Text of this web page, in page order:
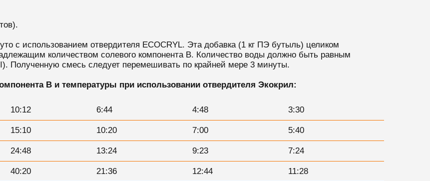
с использованием отвердителя ECOCRYL. Эта добавка (1 кг ПЭ бутыль) целиком
количеством солевого компонента В. Количество воды должно быть равным
Полученную смесь следует перемешивать по крайней мере 3 минуты.
B и температуры при использовании отвердителя Экокрил:
10:12 6:44 4:48 3:30
15:10 10:20 7:00 5:40
24:48 13:24 9:23 7:24
40:20 21:36 12:44 11:28